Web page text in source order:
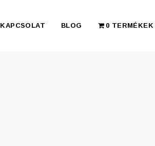
KAPCSOLAT BLOG 0 TERMÉKEK